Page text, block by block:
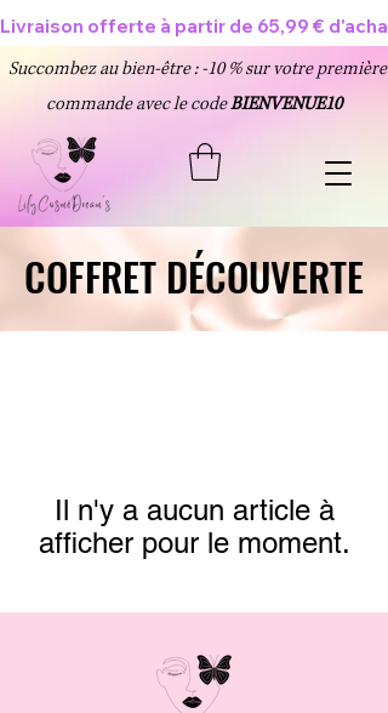
Succombez au bien-être : -10 % sur votre première
commande avec le codeBIENVENUE10
Livraison offerte à partir de 65,99 € d'achat
COFFRET DÉCOUVERTE
COFFRET DÉCOUVERTE
Il n'y a aucun article à
afficher pour le moment.